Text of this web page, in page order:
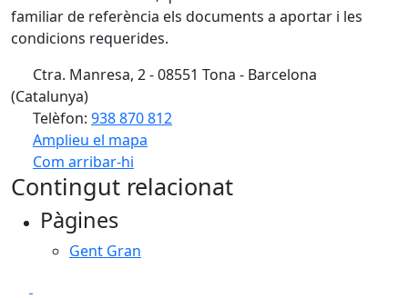
familiar de referència els documents a aportar i les
condicions requerides.
Ctra. Manresa, 2 - 08551 Tona - Barcelona
(Catalunya)
Telèfon: 938 870 812
Amplieu el mapa
Com arribar-hi
+
Contingut relacionat
Pàgines
Gent Gran